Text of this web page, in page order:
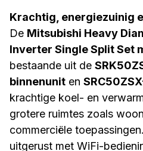
Krachtig, energiezuinig
De Mitsubishi Heavy
Inverter Single Split Set
bestaande uit de
binnenunit en
krachtige koel- en
grotere ruimtes zoals
commerciële
uitgerust met WiFi-